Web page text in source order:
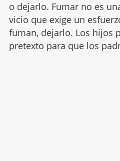
o dejarlo. Fumar no es
vicio que exige un
fuman, dejarlo. Los hijos
pretexto para que los